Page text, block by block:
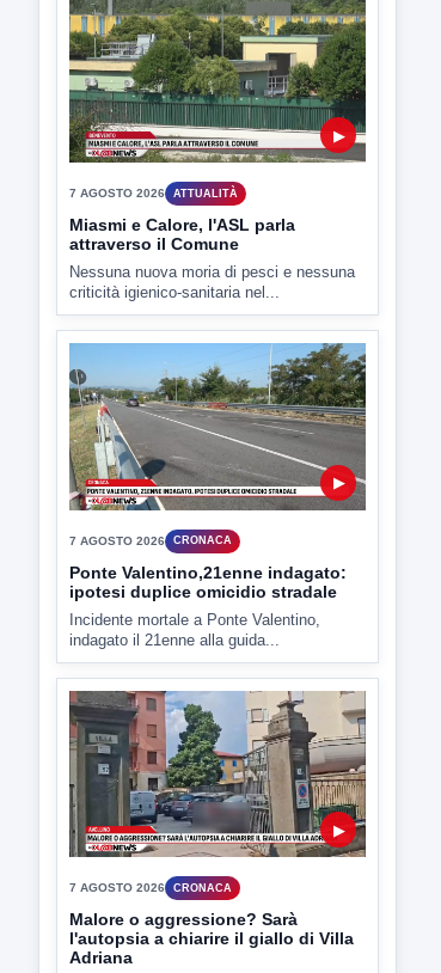
▶
7 AGOSTO 2026 ATTUALITÀ
Miasmi e Calore, l'ASL parla
attraverso il Comune
Nessuna nuova moria di pesci e nessuna
criticità igienico-sanitaria nel...
▶
7 AGOSTO 2026 CRONACA
Ponte Valentino,21enne indagato:
ipotesi duplice omicidio stradale
Incidente mortale a Ponte Valentino,
indagato il 21enne alla guida...
▶
7 AGOSTO 2026 CRONACA
Malore o aggressione? Sarà
l'autopsia a chiarire il giallo di Villa
Adriana